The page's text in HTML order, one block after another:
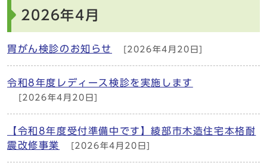
2026年4月
胃がん検診のお知らせ [2026年4月20日]
令和8年度レディース検診を実施します
[2026年4月20日]
【令和8年度受付準備中です】綾部市木造住宅本格耐
震改修事業
[2026年4月20日]